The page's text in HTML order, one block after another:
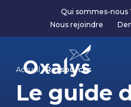
Qui sommes-nous
Nous rejoindre
Accueil /Ressources
Le guide